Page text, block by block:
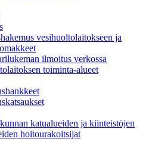
vesihuoltolaitokseen ja
ilmoitus verkossa
toiminta-alueet
katualueiden ja kiinteistöjen
hoitourakoitsijat